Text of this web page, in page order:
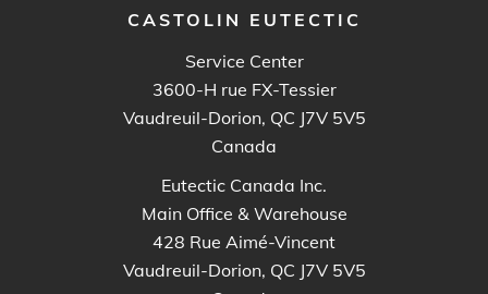
CASTOLIN EUTECTIC
Service Center
3600-H rue FX-Tessier
Vaudreuil-Dorion, QC J7V 5V5
Canada
Eutectic Canada Inc.
Main Office & Warehouse
428 Rue Aimé-Vincent
Vaudreuil-Dorion, QC J7V 5V5